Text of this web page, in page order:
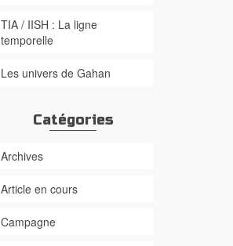
TIA / IISH : La ligne
temporelle
Les univers de Gahan
Catégories
Archives
Article en cours
Campagne